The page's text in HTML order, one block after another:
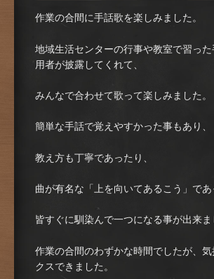
作業の合間に手話歌を楽しみました。
地域生活センターの行事や教室で習っ
用者が披露してくれて、
みんなで合わせて歌って楽しみました。
簡単な手話で覚えやすかった事もあり、
教え方も丁寧であったり、
曲が有名な「上を向いてあるこう」であ
皆すぐに馴染んで一つになる事が出来ま
作業の合間のわずかな時間でしたが、気
クスできました。